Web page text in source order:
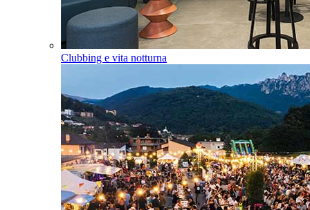
Clubbing e vita notturna